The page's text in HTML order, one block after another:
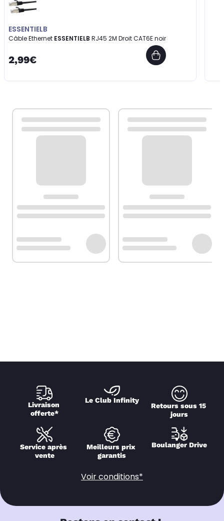
ESSENTIELB
Câble Ethernet ESSENTIELB RJ45 2M Droit CAT6E noir
2,99€
Livraison
offerte*
Le Club Infinity
Retours sous 15
jours
Service après
vente
Meilleurs prix
garantis
Boulanger Drive
Voir conditions*